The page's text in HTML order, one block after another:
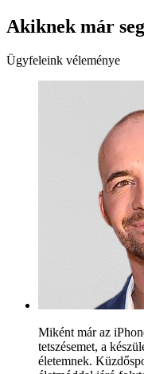
Akiknek már
Ügyfeleink véleménye
Miként már az
tetszésemet, a
életemnek.